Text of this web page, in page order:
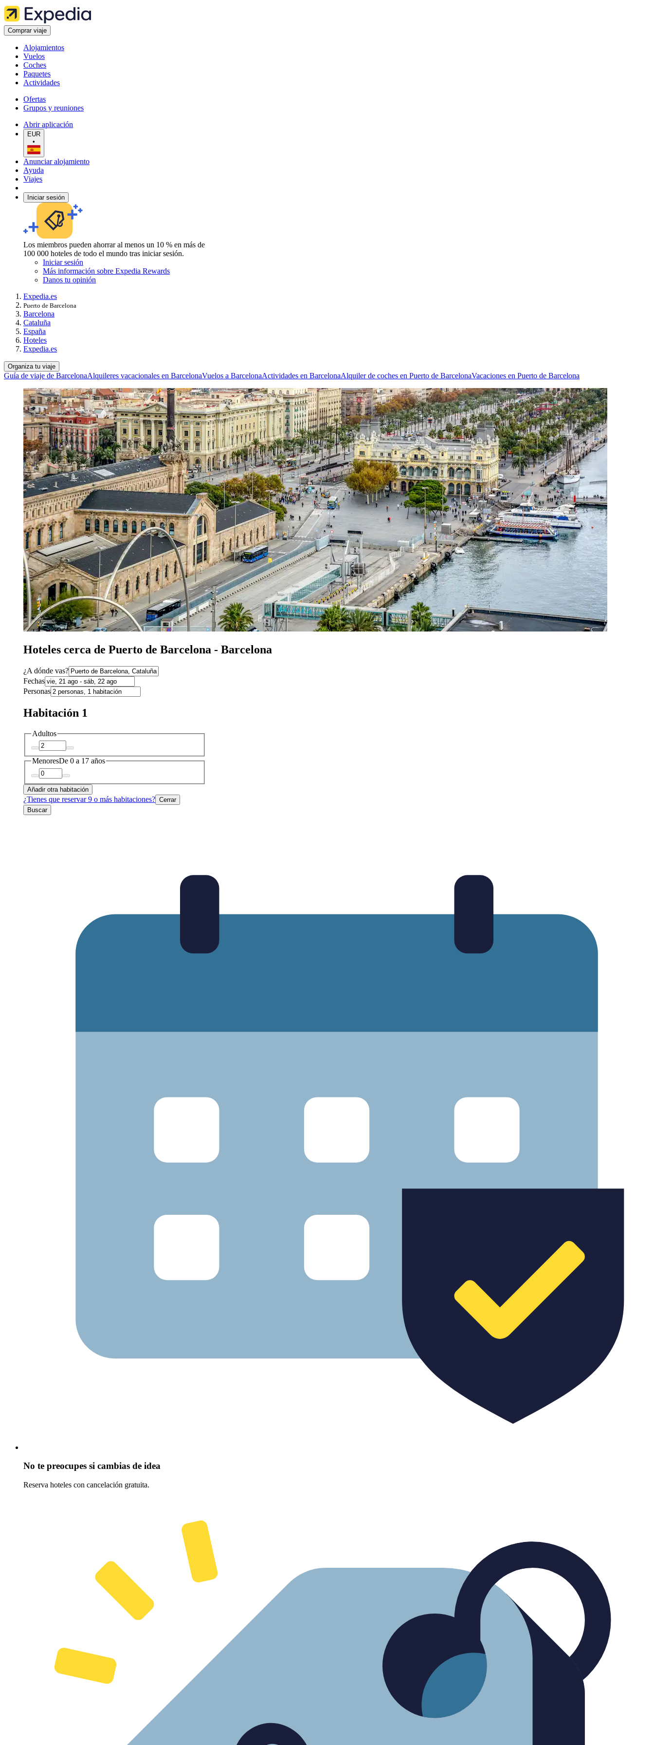
Comprar viaje
Alojamientos
Vuelos
Coches
Paquetes
Actividades
Ofertas
Grupos y reuniones
Abrir aplicación
EUR
•
Anunciar alojamiento
Ayuda
Viajes
Iniciar sesión
Los miembros pueden ahorrar al menos un 10 % en más de
100 000 hoteles de todo el mundo tras iniciar sesión.
Iniciar sesión
Más información sobre Expedia Rewards
Danos tu opinión
Expedia.es
Puerto de Barcelona
Barcelona
Cataluña
España
Hoteles
Expedia.es
Organiza tu viaje
Guía de viaje de BarcelonaAlquileres vacacionales en BarcelonaVuelos a BarcelonaActividades en BarcelonaAlquiler de coches en Puerto de BarcelonaVacaciones en Puerto de Barcelona
Hoteles cerca de Puerto de Barcelona - Barcelona
¿A dónde vas?
Fechas
Personas
Habitación 1
Adultos
MenoresDe 0 a 17 años
Añadir otra habitación
¿Tienes que reservar 9 o más habitaciones? Cerrar
Buscar
No te preocupes si cambias de idea
Reserva hoteles con cancelación gratuita.